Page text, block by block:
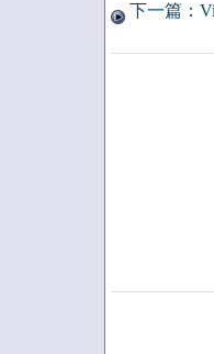
下一篇：